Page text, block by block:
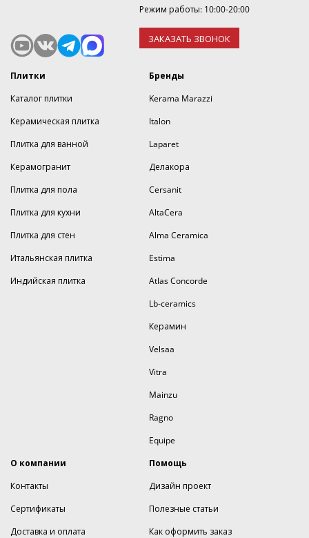
Режим работы: 10:00-20:00
ЗАКАЗАТЬ ЗВОНОК
Плитки
Каталог плитки
Керамическая плитка
Плитка для ванной
Керамогранит
Плитка для пола
Плитка для кухни
Плитка для стен
Итальянская плитка
Индийская плитка
Бренды
Kerama Marazzi
Italon
Laparet
Делакора
Cersanit
AltaCera
Alma Ceramica
Estima
Atlas Concorde
Lb-ceramics
Керамин
Velsaa
Vitra
Mainzu
Ragno
Equipe
О компании
Контакты
Сертификаты
Доставка и оплата
Помощь
Дизайн проект
Полезные статьи
Как оформить заказ